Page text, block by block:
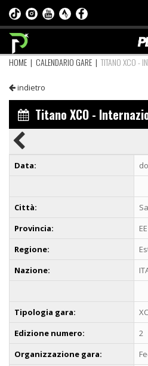
HOME | CALENDARIO GARE | TITANO XCO -
indietro
Titano XCO -
Data:
Città:
Provincia:
EE
Regione:
Nazione:
Tipologia gara:
XC
Edizione numero:
2
Organizzazione gara: